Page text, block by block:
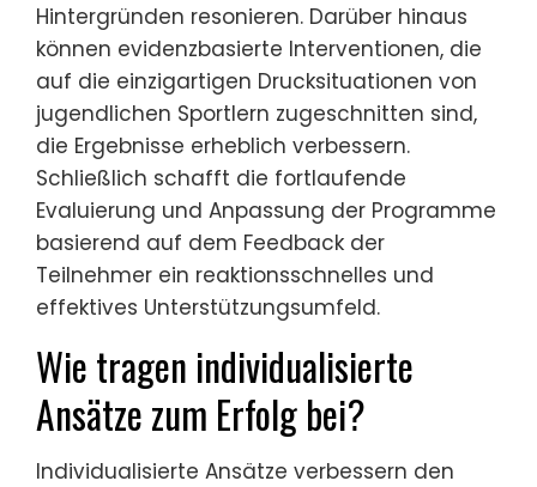
Hintergründen resonieren. Darüber hinaus
können evidenzbasierte Interventionen, die
auf die einzigartigen Drucksituationen von
jugendlichen Sportlern zugeschnitten sind,
die Ergebnisse erheblich verbessern.
Schließlich schafft die fortlaufende
Evaluierung und Anpassung der Programme
basierend auf dem Feedback der
Teilnehmer ein reaktionsschnelles und
effektives Unterstützungsumfeld.
Wie tragen individualisierte
Ansätze zum Erfolg bei?
Individualisierte Ansätze verbessern den